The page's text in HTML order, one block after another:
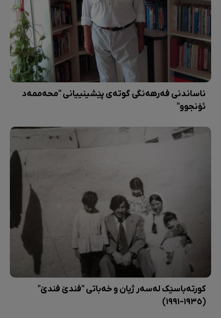
ناساندنی فەرهەنگی گوتەی پێشینییانی "محەممەد
ئۆنجوو"
کورتەباسێک لەسەر ژیان و خەباتی "فندێ فندێ"
(١٩٣٥-١٩٩١)